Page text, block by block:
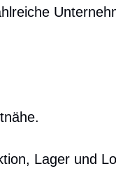
Lager und